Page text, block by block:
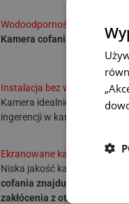
Wodoodporność:
Kamera cofania posiada
Instalacja bez wiercenia:
Kamera idealnie pasuje w
ingerencji w karoserię pojazdu.
Ekranowane kable:
Niska jakość kabli może
cofania znajdują się
zakłócenia z otoczenia